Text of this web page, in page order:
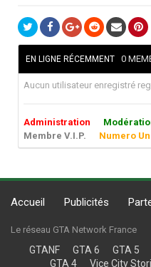
EN LIGNE RÉCEMMENT 0
Aucun utilisateur enregistré
Administration
Membre V.I.P.
Numero
Accueil Publicités
Le réseau GTA Network France
GTANF GTA 6 GTA 5
GTA 4
Vice City